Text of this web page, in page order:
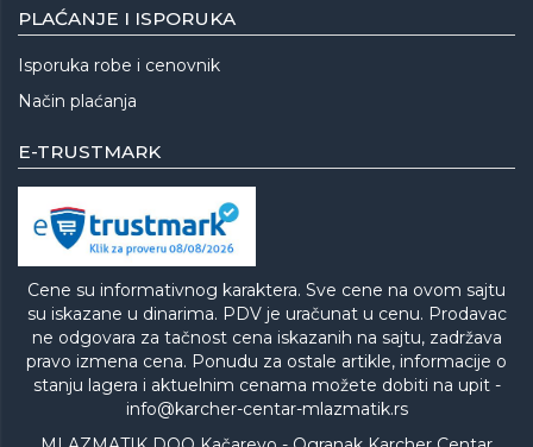
PLAĆANJE I ISPORUKA
Isporuka robe i cenovnik
Način plaćanja
E-TRUSTMARK
Cene su informativnog karaktera. Sve cene na ovom sajtu
su iskazane u dinarima. PDV je uračunat u cenu. Prodavac
ne odgovara za tačnost cena iskazanih na sajtu, zadržava
pravo izmena cena. Ponudu za ostale artikle, informacije o
stanju lagera i aktuelnim cenama možete dobiti na upit -
info@karcher-centar-mlazmatik.rs